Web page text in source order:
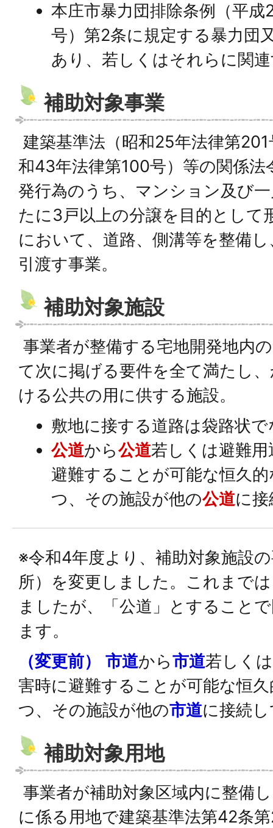
本庄市暴力団排除条例（平
号）第2条に規定する暴力団
あり、若しくはそれらに関
補助対象事業
建築基準法（昭和25年法律第
和43年法律第100号）等の関係
発行為のうち、マンション及び
たに3戸以上の分譲を目的として
において、道路、側溝等を整備
引渡す事業。
補助対象施設
事業者が整備する宅地開発地内
て次に掲げる要件を全て満たし
ける公共の用に供する施設。
敷地に接する道路は袋路状
公道から公道若しくは避難
避難することが可能な恒久
つ、その施設が他の公道に
※令和4年度より、補助対象施設
所）を変更しました。これまで
ましたが、「公道」とすること
ます。
（変更前）
市道から市道若しく
害時に避難することが可能な恒
つ、その施設が他の市道に接続
補助対象用地
事業者が補助対象区域内に整備
に係る用地で建築基準法第42条